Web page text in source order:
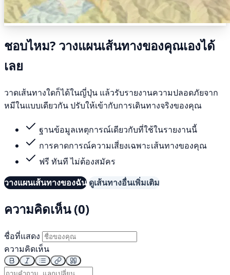
ชอบไหม? วางแผนเส้นทางของคุณเองได้
เลย
วาดเส้นทางใดก็ได้ในญี่ปุ่น แล้วรับรายงานความปลอดภัยจาก
หมีในแบบเดียวกัน ปรับให้เข้ากับการเดินทางจริงของคุณ
ฐานข้อมูลเหตุการณ์เดียวกับที่ใช้ในรายงานนี้
การคาดการณ์ความเสี่ยงเฉพาะเส้นทางของคุณ
ฟรี ทันที ไม่ต้องสมัคร
วางแผนเส้นทางของฉัน ดูเส้นทางอื่นเพิ่มเติม
ความคิดเห็น (0)
ชื่อที่แสดง
ความคิดเห็น